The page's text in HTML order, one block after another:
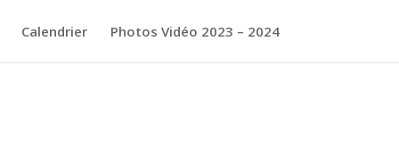
Calendrier Photos Vidéo 2023 – 2024